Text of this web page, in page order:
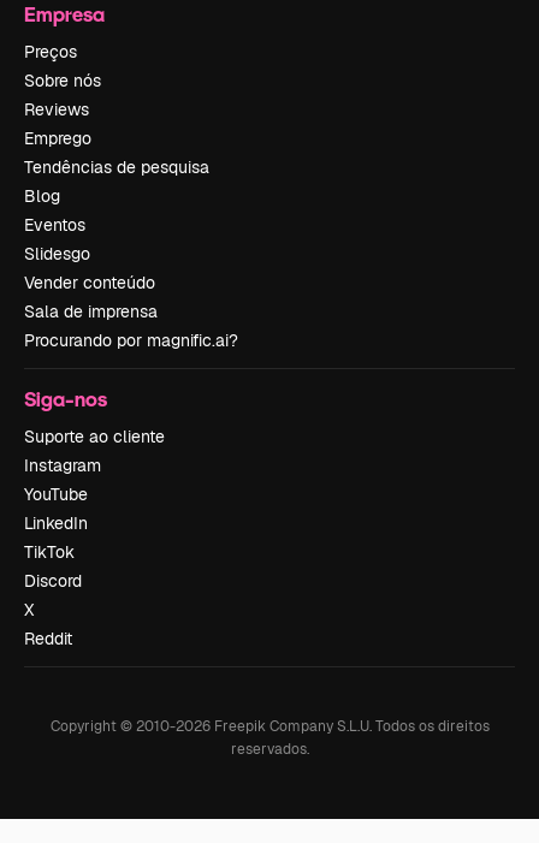
Empresa
Preços
Sobre nós
Reviews
Emprego
Tendências de pesquisa
Blog
Eventos
Slidesgo
Vender conteúdo
Sala de imprensa
Procurando por magnific.ai?
Siga-nos
Suporte ao cliente
Instagram
YouTube
LinkedIn
TikTok
Discord
X
Reddit
Copyright © 2010-2026Freepik Company S.L.U. Todos os direitos
reservados.